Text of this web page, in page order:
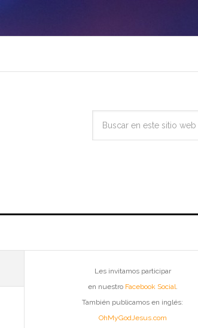
Les invitamos participar
en nuestro Facebook Social.
También publicamos en inglés:
OhMyGodJesus.com